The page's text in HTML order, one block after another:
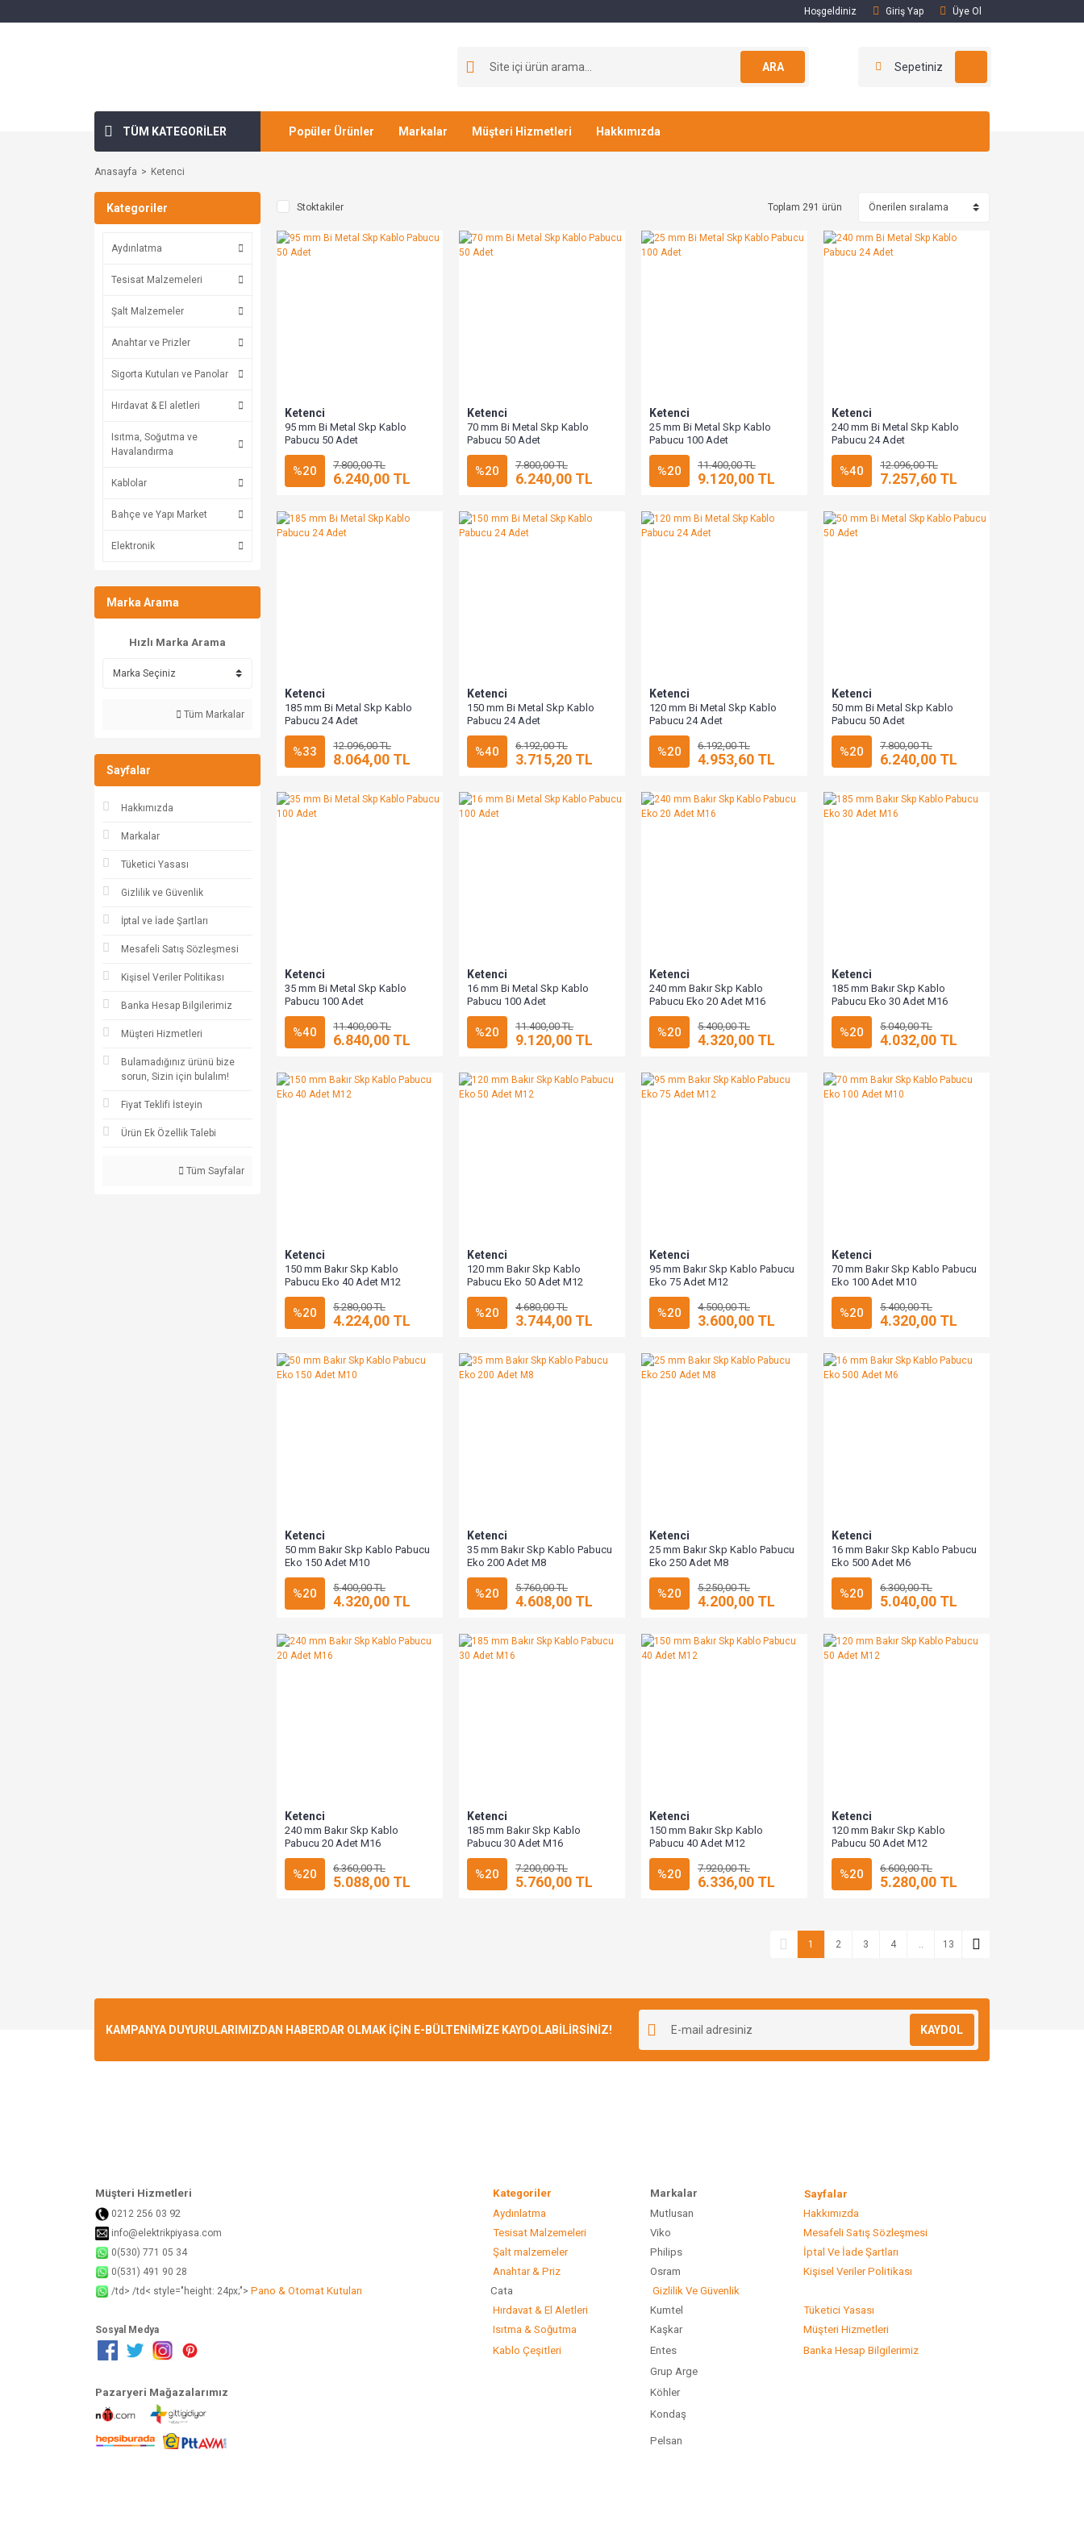
Hoşgeldiniz Giriş Yap Üye Ol
ARA Sepetiniz
TÜM KATEGORİLER Popüler Ürünler Markalar Müşteri Hizmetleri Hakkımızda
Anasayfa Ketenci
Kategoriler
Aydınlatma
Tesisat Malzemeleri
Şalt Malzemeler
Anahtar ve Prizler
Sigorta Kutuları ve Panolar
Hırdavat & El aletleri
Isıtma, Soğutma ve
Havalandırma
Kablolar
Bahçe ve Yapı Market
Elektronik
Marka Arama
Hızlı Marka Arama
Tüm Markalar
Sayfalar
Hakkımızda
Markalar
Tüketici Yasası
Gizlilik ve Güvenlik
İptal ve İade Şartları
Mesafeli Satış Sözleşmesi
Kişisel Veriler Politikası
Banka Hesap Bilgilerimiz
Müşteri Hizmetleri
Bulamadığınız ürünü bize
sorun, Sizin için bulalım!
Fiyat Teklifi İsteyin
Ürün Ek Özellik Talebi
Tüm Sayfalar
Stoktakiler Toplam 291 ürün
Ketenci
95 mm Bi Metal Skp Kablo
Pabucu 50 Adet
%20 7.800,00 TL
6.240,00 TL
Ketenci
70 mm Bi Metal Skp Kablo
Pabucu 50 Adet
%20 7.800,00 TL
6.240,00 TL
Ketenci
25 mm Bi Metal Skp Kablo
Pabucu 100 Adet
%20 11.400,00 TL
9.120,00 TL
Ketenci
240 mm Bi Metal Skp Kablo
Pabucu 24 Adet
%40 12.096,00 TL
7.257,60 TL
Ketenci
185 mm Bi Metal Skp Kablo
Pabucu 24 Adet
%33 12.096,00 TL
8.064,00 TL
Ketenci
150 mm Bi Metal Skp Kablo
Pabucu 24 Adet
%40 6.192,00 TL
3.715,20 TL
Ketenci
120 mm Bi Metal Skp Kablo
Pabucu 24 Adet
%20 6.192,00 TL
4.953,60 TL
Ketenci
50 mm Bi Metal Skp Kablo
Pabucu 50 Adet
%20 7.800,00 TL
6.240,00 TL
Ketenci
35 mm Bi Metal Skp Kablo
Pabucu 100 Adet
%40 11.400,00 TL
6.840,00 TL
Ketenci
16 mm Bi Metal Skp Kablo
Pabucu 100 Adet
%20 11.400,00 TL
9.120,00 TL
Ketenci
240 mm Bakır Skp Kablo
Pabucu Eko 20 Adet M16
%20 5.400,00 TL
4.320,00 TL
Ketenci
185 mm Bakır Skp Kablo
Pabucu Eko 30 Adet M16
%20 5.040,00 TL
4.032,00 TL
Ketenci
150 mm Bakır Skp Kablo
Pabucu Eko 40 Adet M12
%20 5.280,00 TL
4.224,00 TL
Ketenci
120 mm Bakır Skp Kablo
Pabucu Eko 50 Adet M12
%20 4.680,00 TL
3.744,00 TL
Ketenci
95 mm Bakır Skp Kablo Pabucu
Eko 75 Adet M12
%20 4.500,00 TL
3.600,00 TL
Ketenci
70 mm Bakır Skp Kablo Pabucu
Eko 100 Adet M10
%20 5.400,00 TL
4.320,00 TL
Ketenci
50 mm Bakır Skp Kablo Pabucu
Eko 150 Adet M10
%20 5.400,00 TL
4.320,00 TL
Ketenci
35 mm Bakır Skp Kablo Pabucu
Eko 200 Adet M8
%20 5.760,00 TL
4.608,00 TL
Ketenci
25 mm Bakır Skp Kablo Pabucu
Eko 250 Adet M8
%20 5.250,00 TL
4.200,00 TL
Ketenci
16 mm Bakır Skp Kablo Pabucu
Eko 500 Adet M6
%20 6.300,00 TL
5.040,00 TL
Ketenci
240 mm Bakır Skp Kablo
Pabucu 20 Adet M16
%20 6.360,00 TL
5.088,00 TL
Ketenci
185 mm Bakır Skp Kablo
Pabucu 30 Adet M16
%20 7.200,00 TL
5.760,00 TL
Ketenci
150 mm Bakır Skp Kablo
Pabucu 40 Adet M12
%20 7.920,00 TL
6.336,00 TL
Ketenci
120 mm Bakır Skp Kablo
Pabucu 50 Adet M12
%20 6.600,00 TL
5.280,00 TL
1 2 3 4 .. 13
KAMPANYA DUYURULARIMIZDAN HABERDAR OLMAK İÇİN E-BÜLTENİMİZE KAYDOLABİLİRSİNİZ! KAYDOL
Müşteri Hizmetleri Kategoriler Markalar Sayfalar
0212 256 03 92 Aydınlatma Mutlusan Hakkımızda
info@elektrikpiyasa.com Tesisat Malzemeleri Viko Mesafeli Satış Sözleşmesi
0(530) 771 05 34 Şalt malzemeler Philips İptal Ve İade Şartları
0(531) 491 90 28 Anahtar & Priz Osram Kişisel Veriler Politikası
/td> /td< style="height: 24px;"> Pano & Otomat Kutuları Cata
Gizlilik Ve Güvenlik
Hırdavat & El Aletleri
Kumtel Tüketici Yasası
Sosyal Medya Isıtma & Soğutma Kaşkar
Müşteri Hizmetleri
Kablo Çeşitleri
Entes
Banka Hesap Bilgilerimiz
Grup Arge
Pazaryeri Mağazalarımız
Köhler
Kondaş
Pelsan